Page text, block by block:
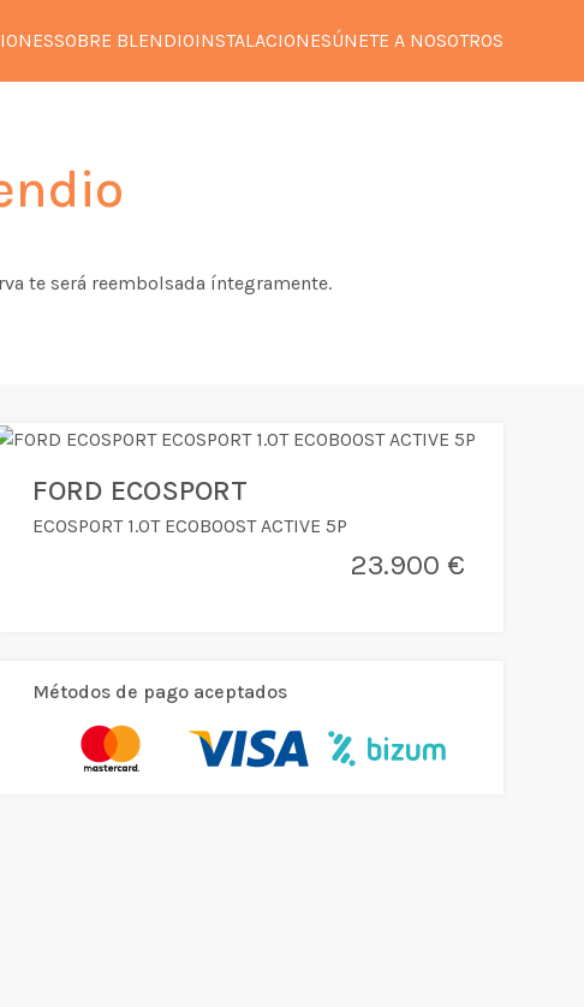
SOBRE BLENDIOINSTALACIONESÚNETE A NOSOTROS
te será reembolsada íntegramente.
FORD ECOSPORT
ECOSPORT 1.0T ECOBOOST ACTIVE 5P
23.900 €
Métodos de pago aceptados